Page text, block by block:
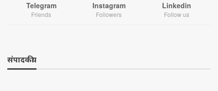
Telegram
Friends
Instagram
Followers
Linkedin
Follow us
संपादकीय